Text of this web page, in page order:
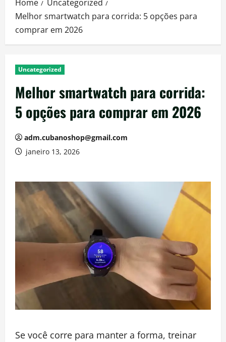
Home
Uncategorized
Melhor smartwatch para corrida: 5 opções para
comprar em 2026
Uncategorized
Melhor smartwatch para corrida:
5 opções para comprar em 2026
adm.cubanoshop@gmail.com
janeiro 13, 2026
Se você corre para manter a forma, treinar